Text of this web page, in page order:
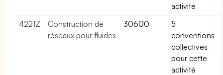
activité
4221Z
Construction de
réseaux pour fluides
30600
5
conventions
collectives
pour cette
activité